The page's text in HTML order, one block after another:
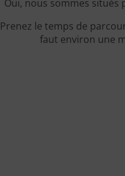
Oui, nous sommes
Prenez le temps de
faut environ une